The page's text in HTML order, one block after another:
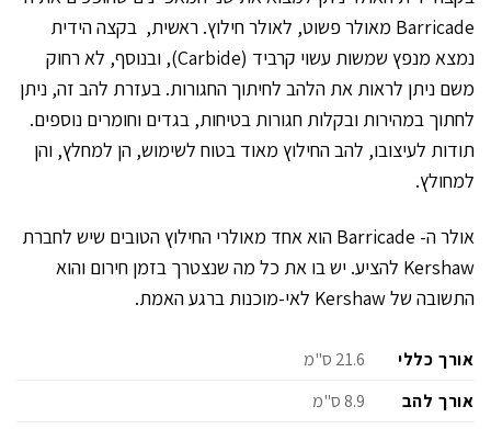
Barricade מאולר פשוט, לאולר חילוץ. ראשית, בקצה הידית
נמצא מנפץ שמשות עשוי קרביד (Carbide), ובנוסף, לא רחוק
משם ניתן לראות את הלהב לחיתוך החגורות. בעזרת להב זה, ניתן
לחתוך במהירות ובקלות חגורות בטיחות, בגדים וחומרים נוספים.
תודות לעיצובו, להב החילוץ מאוד בטוח לשימוש, הן למחלץ, והן
למחולץ.
אולר ה- Barricade הוא אחד מאולרי החילוץ הטובים שיש לחברת
Kershaw להציע. יש בו את כל מה שנצטרך בזמן חירום והוא
התשובה של Kershaw לאי-מוכנות ברגע האמת.
אורך כללי
21.6 ס"מ
אורך להב
8.9 ס"מ